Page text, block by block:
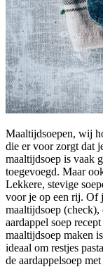
Maaltijdsoepen, wij
die er voor zorgt dat
maaltijdsoep is vaak
toegevoegd. Maar
Lekkere, stevige
voor je op een rij. Of
maaltijdsoep (check),
aardappel soep
maaltijdsoep maken
ideaal om restjes
de aardappelsoep